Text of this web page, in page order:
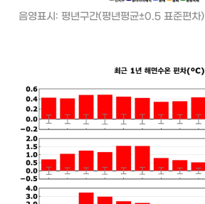
음영표시: 평년구간(평년평균±0.5 표준편차)